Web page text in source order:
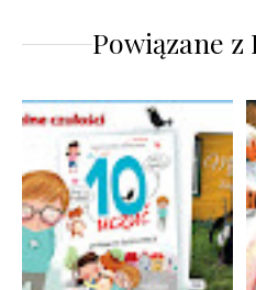
Powiązane z